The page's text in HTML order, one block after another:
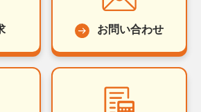
お問い合わせ